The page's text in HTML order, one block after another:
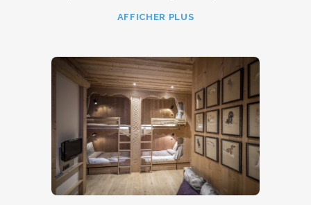
quasi-totalité des chalets proposés à la
AFFICHER PLUS